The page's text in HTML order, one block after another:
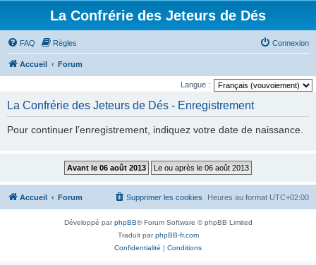
La Confrérie des Jeteurs de Dés
FAQ Règles Connexion
Accueil Forum
Langue :
La Confrérie des Jeteurs de Dés - Enregistrement
Pour continuer l’enregistrement, indiquez votre date de naissance.
Accueil Forum Heures au format UTC+02:00
Supprimer les cookies
Développé parphpBB® Forum Software © phpBB Limited
Traduit parphpBB-fr.com
Confidentialité
Conditions